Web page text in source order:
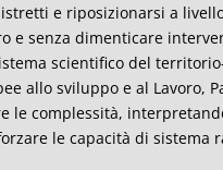
e riposizionarsi a
e senza dimenticare
scientifico del
allo sviluppo e al Lavoro,
le complessità,
le capacità di